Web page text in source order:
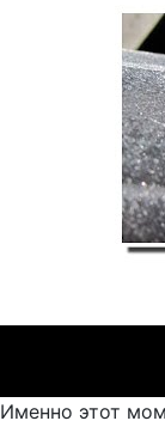
Именно этот